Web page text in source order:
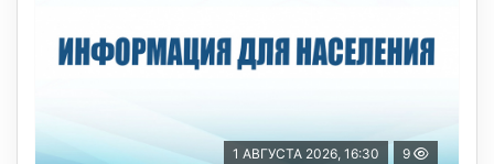
1 АВГУСТА 2026, 16:30 9